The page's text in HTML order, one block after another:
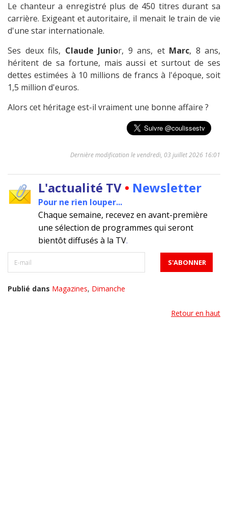
Le chanteur a enregistré plus de 450 titres durant sa
carrière. Exigeant et autoritaire, il menait le train de vie
d'une star internationale.
Ses deux fils, Claude Junior, 9 ans, et Marc, 8 ans,
héritent de sa fortune, mais aussi et surtout de ses
dettes estimées à 10 millions de francs à l'époque, soit
1,5 million d'euros.
Alors cet héritage est-il vraiment une bonne affaire ?
Dernière modification le vendredi, 03 juillet 2026 16:01
L'actualité TV • Newsletter
Pour ne rien louper...
Chaque semaine, recevez en avant-première
une sélection de programmes qui seront
bientôt diffusés à la TV.
Publié dans Magazines, Dimanche
Retour en haut